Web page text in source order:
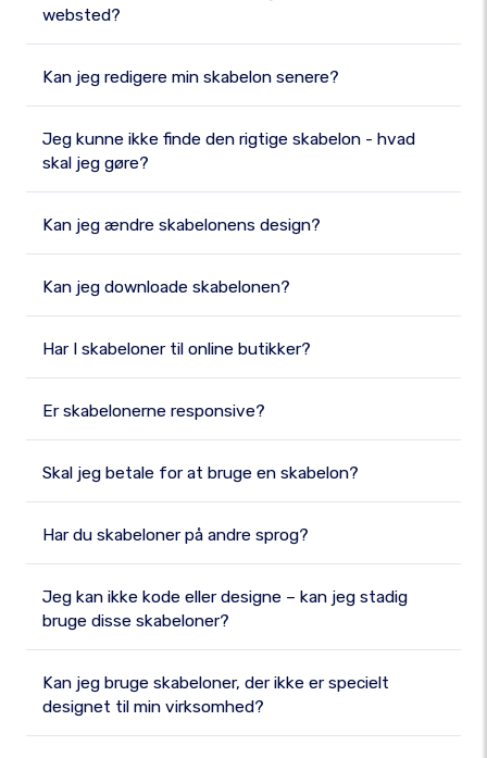
websted?
Kan jeg redigere min skabelon senere?
Jeg kunne ikke finde den rigtige skabelon - hvad
skal jeg gøre?
Kan jeg ændre skabelonens design?
Kan jeg downloade skabelonen?
Har I skabeloner til online butikker?
Er skabelonerne responsive?
Skal jeg betale for at bruge en skabelon?
Har du skabeloner på andre sprog?
Jeg kan ikke kode eller designe – kan jeg stadig
bruge disse skabeloner?
Kan jeg bruge skabeloner, der ikke er specielt
designet til min virksomhed?